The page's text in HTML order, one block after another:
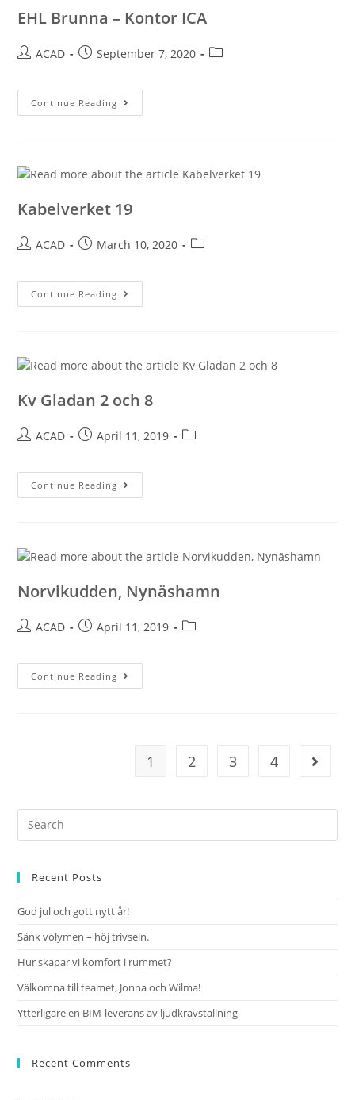
EHL Brunna – Kontor ICA
ACAD September 7, 2020
Continue Reading
Kabelverket 19
ACAD March 10, 2020
Continue Reading
Kv Gladan 2 och 8
ACAD April 11, 2019
Continue Reading
Norvikudden, Nynäshamn
ACAD April 11, 2019
Continue Reading
1 2 3 4
Recent Posts
God jul och gott nytt år!
Sänk volymen – höj trivseln.
Hur skapar vi komfort i rummet?
Välkomna till teamet, Jonna och Wilma!
Ytterligare en BIM-leverans av ljudkravställning
Recent Comments